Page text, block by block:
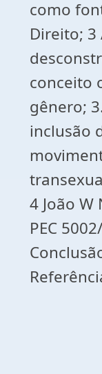
como
Direito; 3
conceito
gênero;
inclusão
4 João W
PEC